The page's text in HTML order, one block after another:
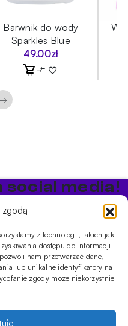
z technologii, takich jak
dostępu do informacji
nam przetwarzać dane,
lub unikalne identyfikatory na
zgody może niekorzystnie
Barwnik do wody
Sparkles Blue
49.00zł
→
social media!
w sklepie